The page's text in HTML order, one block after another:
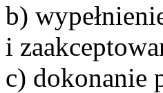
b)
i
c) dokonanie